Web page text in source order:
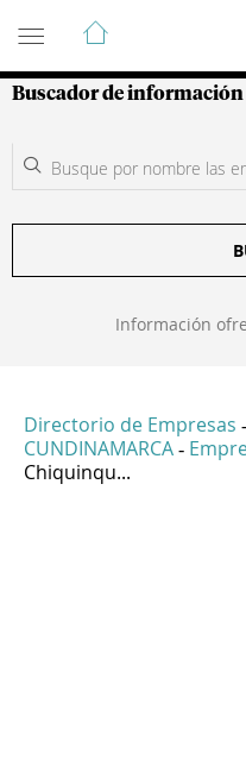
Guía de
Buscador de información
Información
Directorio de Empresas -
CUNDINAMARCA -
Chiquinqu...